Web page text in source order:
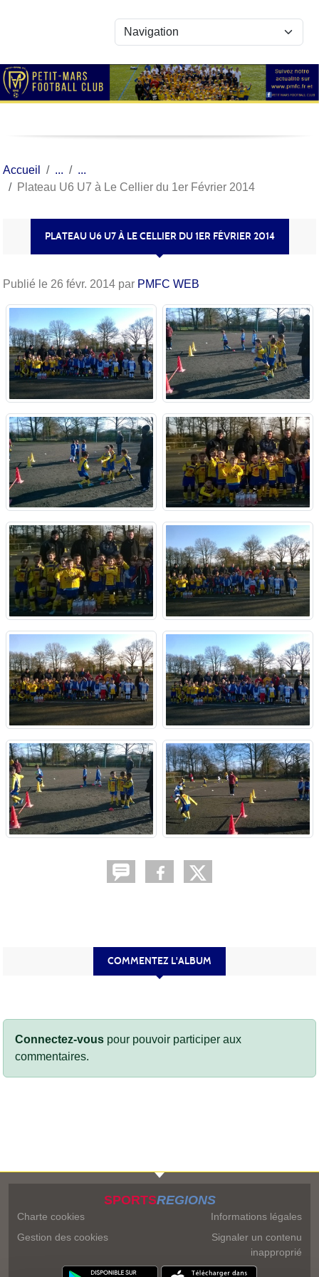
Accueil
Plateau U6 U7 à Le Cellier du 1er Février 2014
PLATEAU U6 U7 À LE CELLIER DU 1ER FÉVRIER 2014
Publié le 26 févr. 2014 par PMFC WEB
COMMENTEZ L'ALBUM
Connectez-vous pour pouvoir participer aux
commentaires.
SPORTSREGIONS
Charte cookies
Gestion des cookies
Informations légales
Signaler un contenu
inapproprié